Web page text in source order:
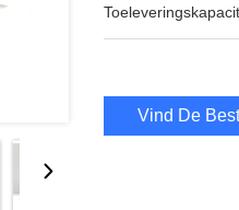
Vind De